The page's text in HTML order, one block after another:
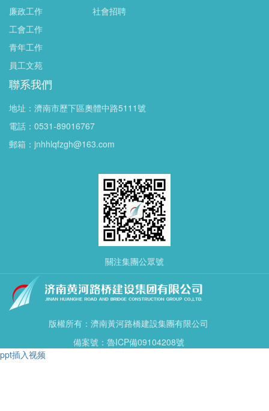
廉政工作
工會工作
青年工作
員工文苑
社會招聘
聯系我們
地址：濟南市歷下區奧體中路5111號
電話：0531-89016767
郵箱：jnhhlqfzgh@163.com
關注集團公眾號
版權所有：濟南黃河路橋建設集團有限公司
備案號：魯ICP備09104208號
ppt插入视频